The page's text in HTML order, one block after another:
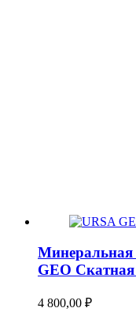
Минеральная
GEO
4 800,00 ₽